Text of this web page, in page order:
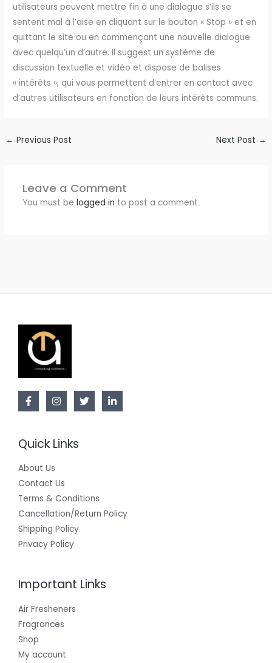
utilisateurs peuvent mettre fin à une dialogue s’ils se
sentent mal à l’aise en cliquant sur le bouton « Stop » et en
quittant le site ou en commençant une nouvelle dialogue
avec quelqu’un d’autre. Il suggest un système de
discussion textuelle et vidéo et dispose de balises
« intérêts », qui vous permettent d’entrer en contact avec
d’autres utilisateurs en fonction de leurs intérêts communs.
← Previous Post Next Post →
Leave a Comment
You must be logged in to post a comment.
Quick Links
About Us
Contact Us
Terms & Conditions
Cancellation/Return Policy
Shipping Policy
Privacy Policy
Important Links
Air Fresheners
Fragrances
Shop
My account